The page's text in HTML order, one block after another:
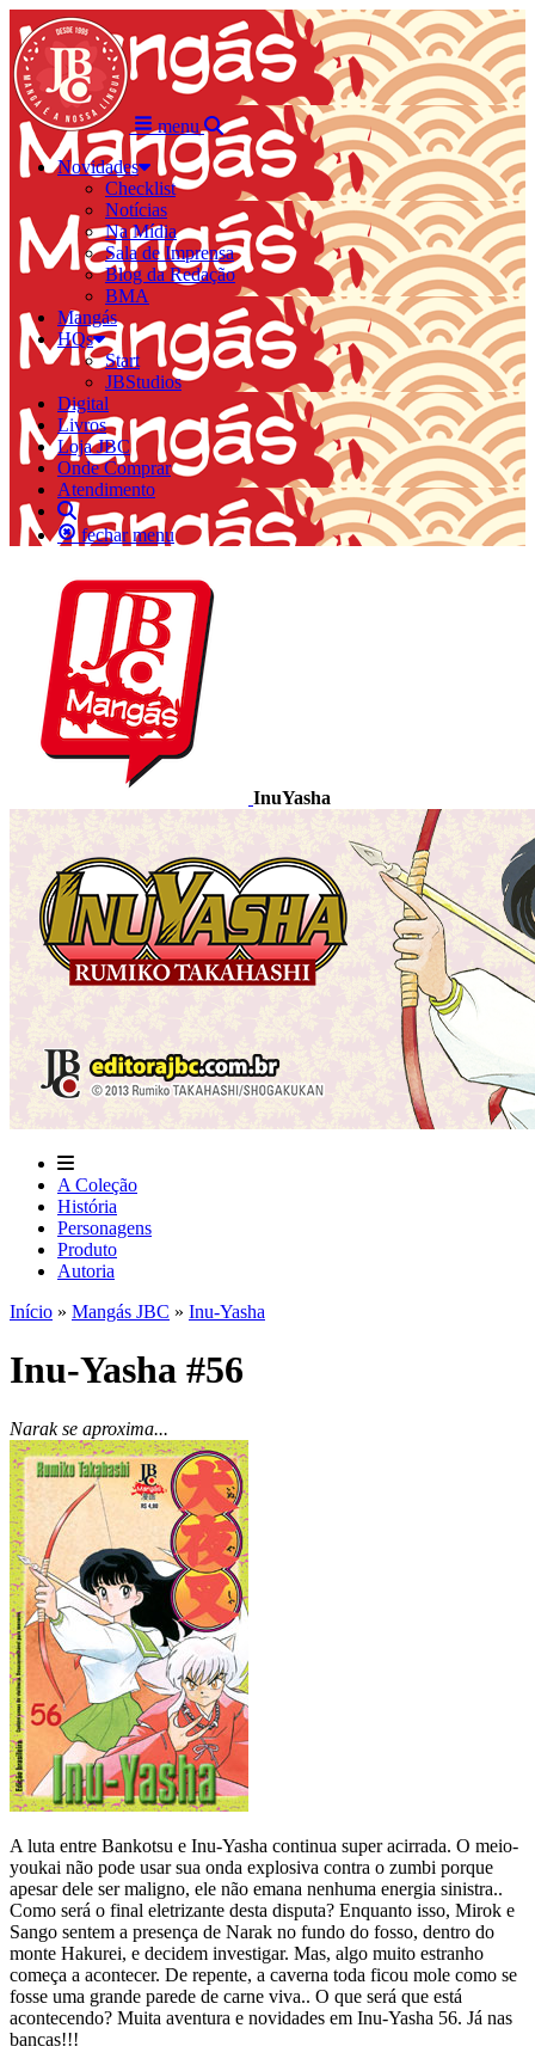
menu
Novidades
Checklist
Notícias
Na Mídia
Sala de Imprensa
Blog da Redação
BMA
Mangás
HQs
Start
JBStudios
Digital
Livros
Loja JBC
Onde Comprar
Atendimento
fechar menu
InuYasha
A Coleção
História
Personagens
Produto
Autoria
Início » Mangás JBC » Inu-Yasha
Inu-Yasha #56
Narak se aproxima...
A luta entre Bankotsu e Inu-Yasha continua super acirrada. O meio-
youkai não pode usar sua onda explosiva contra o zumbi porque
apesar dele ser maligno, ele não emana nenhuma energia sinistra..
Como será o final eletrizante desta disputa? Enquanto isso, Mirok e
Sango sentem a presença de Narak no fundo do fosso, dentro do
monte Hakurei, e decidem investigar. Mas, algo muito estranho
começa a acontecer. De repente, a caverna toda ficou mole como se
fosse uma grande parede de carne viva.. O que será que está
acontecendo? Muita aventura e novidades em Inu-Yasha 56. Já nas
bancas!!!